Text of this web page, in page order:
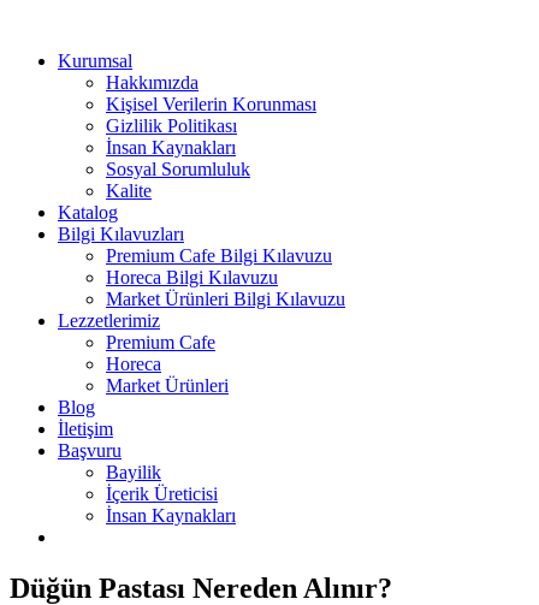
Kurumsal
Hakkımızda
Kişisel Verilerin Korunması
Gizlilik Politikası
İnsan Kaynakları
Sosyal Sorumluluk
Kalite
Katalog
Bilgi Kılavuzları
Premium Cafe Bilgi Kılavuzu
Horeca Bilgi Kılavuzu
Market Ürünleri Bilgi Kılavuzu
Lezzetlerimiz
Premium Cafe
Horeca
Market Ürünleri
Blog
İletişim
Başvuru
Bayilik
İçerik Üreticisi
İnsan Kaynakları
Düğün Pastası Nereden Alınır?